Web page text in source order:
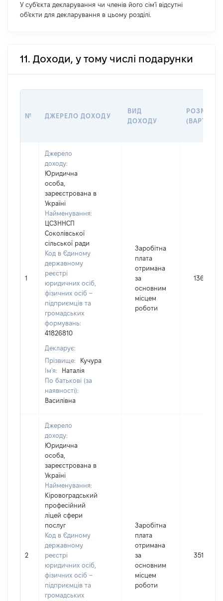
У суб'єкта декларування чи членів його сім'ї відсутні
об'єкти для декларування в цьому розділі.
11. Доходи, у тому числі подарунки
№ ДЖЕРЕЛО ДОХОДУ
ВИД
ДОХОДУ
РОЗМІР
1
Джерело
доходу:
Юридична
особа,
зареєстрована в
Україні
Найменування:
ЦСЗННСП
Соколівської
сільської ради
Код в Єдиному
державному
реєстрі
юридичних осіб,
фізичних осіб –
підприємців та
громадських
формувань:
41826810
Декларує:
Прізвище:
Кучура
Ім'я:
Наталія
По батькові (за
наявності):
Василівна
Заробітна
плата
отримана
за
основним
місцем
роботи
136469
2
Джерело
доходу:
Юридична
особа,
зареєстрована в
Україні
Найменування:
Кіровоградський
професійний
ліцей сфери
послуг
Код в Єдиному
державному
реєстрі
юридичних осіб,
фізичних осіб –
підприємців та
громадських
Заробітна
плата
отримана
за
основним
місцем
роботи
3511